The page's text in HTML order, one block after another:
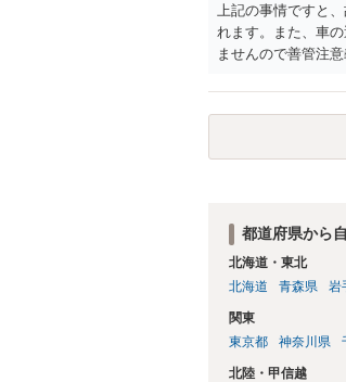
上記の事情ですと
れます。また、車
ませんので善管注
都道府県から
北海道・東北
北海道
青森県 岩
関東
東京都
神奈川県
北陸・甲信越